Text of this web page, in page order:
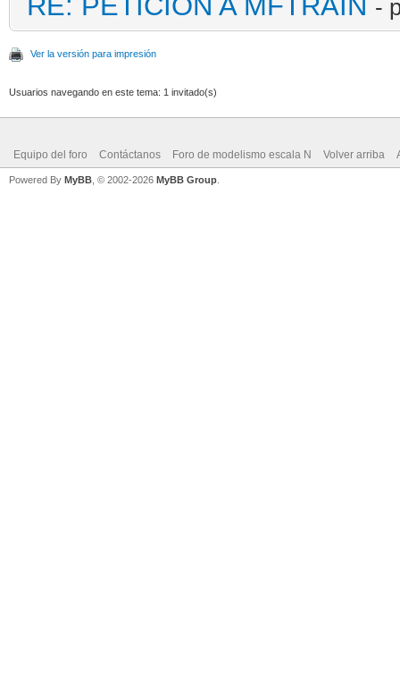
-
Ver la versión para impresión
Usuarios navegando en este tema: 1 invitado(s)
Equipo del foro Contáctanos Foro de modelismo escala N Volver arriba
Powered By MyBB , © 2002-2026 MyBB Group